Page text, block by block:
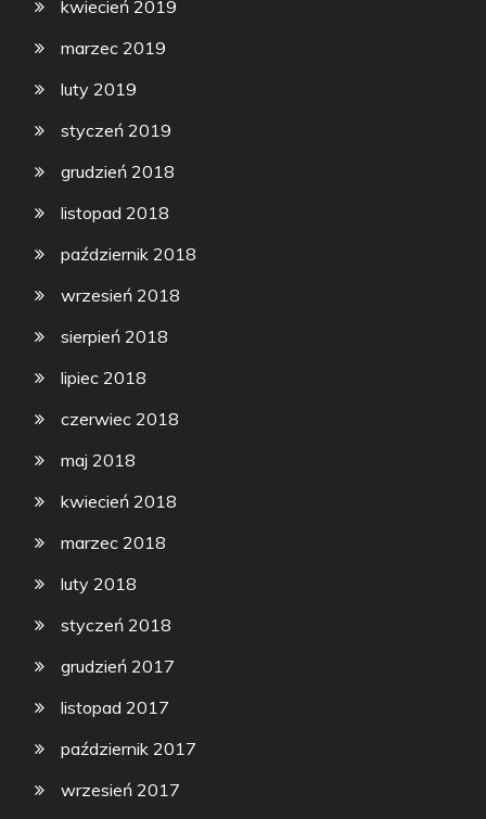
kwiecień 2019
marzec 2019
luty 2019
styczeń 2019
grudzień 2018
listopad 2018
październik 2018
wrzesień 2018
sierpień 2018
lipiec 2018
czerwiec 2018
maj 2018
kwiecień 2018
marzec 2018
luty 2018
styczeń 2018
grudzień 2017
listopad 2017
październik 2017
wrzesień 2017